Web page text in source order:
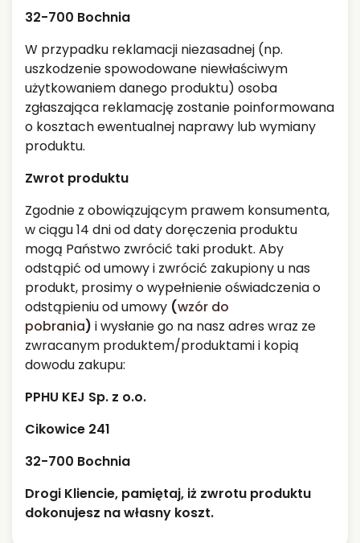
32-700 Bochnia
W przypadku reklamacji niezasadnej (np.
uszkodzenie spowodowane niewłaściwym
użytkowaniem danego produktu) osoba
zgłaszająca reklamację zostanie poinformowana
o kosztach ewentualnej naprawy lub wymiany
produktu.
Zwrot produktu
Zgodnie z obowiązującym prawem konsumenta,
w ciągu 14 dni od daty doręczenia produktu
mogą Państwo zwrócić taki produkt. Aby
odstąpić od umowy i zwrócić zakupiony u nas
produkt, prosimy o wypełnienie oświadczenia o
odstąpieniu od umowy (wzór do
pobrania) i wysłanie go na nasz adres wraz ze
zwracanym produktem/produktami i kopią
dowodu zakupu:
PPHU KEJ Sp. z o.o.
Cikowice 241
32-700 Bochnia
Drogi Kliencie, pamiętaj, iż zwrotu produktu
dokonujesz na własny koszt.